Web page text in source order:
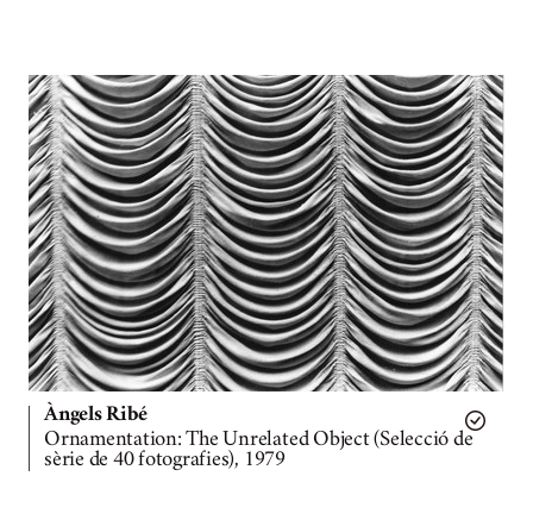
Àngels Ribé
Ornamentation: The Unrelated Object (Selecció de
sèrie de 40 fotografies), 1979